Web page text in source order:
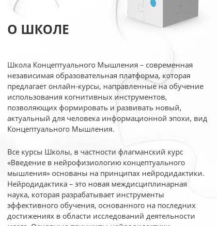
О ШКОЛЕ
Школа Концептуального Мышления – современная
независимая образовательная платформа, которая
предлагает онлайн-курсы, направленные на обучение
использования когнитивных инструментов,
позволяющих формировать и развивать новый,
актуальный для человека информационной эпохи, вид
Концептуального Мышления.
Все курсы Школы, в частности флагманский курс
«Введение в нейрофизиологию концептуального
мышления» основаны на принципах нейродидактики.
Нейродидактика – это новая междисциплинарная
наука, которая разрабатывает инструменты
эффективного обучения, основанного на последних
достижениях в области исследований деятельности